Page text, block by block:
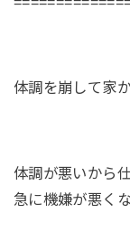
体調を崩して家
体調が悪いから
急に機嫌が悪く